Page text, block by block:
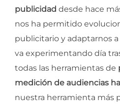
publicidad desde hace
nos ha permitido
publicitario y adaptarnos
va experimentando día
todas las herramientas de
medición de audiencias
nuestra herramienta más